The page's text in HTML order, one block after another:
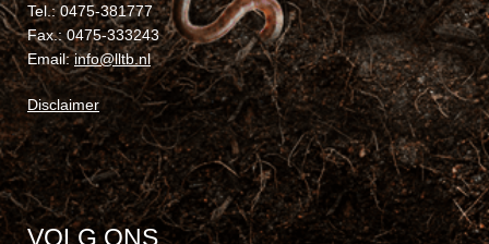
Tel.: 0475-381777
Fax.: 0475-333243
Email:info@lltb.nl
Disclaimer
VOLG ONS